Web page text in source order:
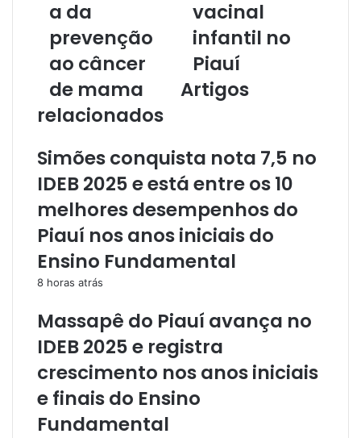
l
a da
prevenção
ao câncer
de mama
vacinal
infantil no
Piauí
Artigos
relacionados
Simões conquista nota 7,5 no
IDEB 2025 e está entre os 10
melhores desempenhos do
Piauí nos anos iniciais do
Ensino Fundamental
8 horas atrás
Massapê do Piauí avança no
IDEB 2025 e registra
crescimento nos anos iniciais
e finais do Ensino
Fundamental